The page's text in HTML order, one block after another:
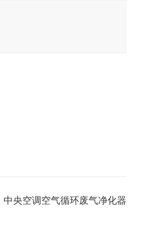
中央空调空气循环废气净化器